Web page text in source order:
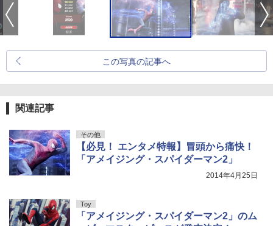
この写真の記事へ
関連記事
その他
【必見！ エンタメ特報】冒頭から痛快！
「アメイジング・スパイダーマン2」
2014年4月25日
Toy
「アメイジング・スパイダーマン2」のム